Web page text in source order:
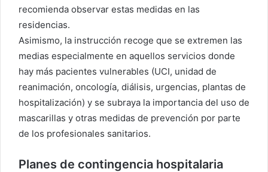
recomienda observar estas medidas en las
residencias.
Asimismo, la instrucción recoge que se extremen las
medias especialmente en aquellos servicios donde
hay más pacientes vulnerables (UCI, unidad de
reanimación, oncología, diálisis, urgencias, plantas de
hospitalización) y se subraya la importancia del uso de
mascarillas y otras medidas de prevención por parte
de los profesionales sanitarios.
Planes de contingencia hospitalaria